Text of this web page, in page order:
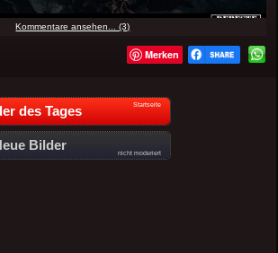
Kommentare ansehen... (3)
Merken
des Tages Startseite
Bilder
nicht moderiert